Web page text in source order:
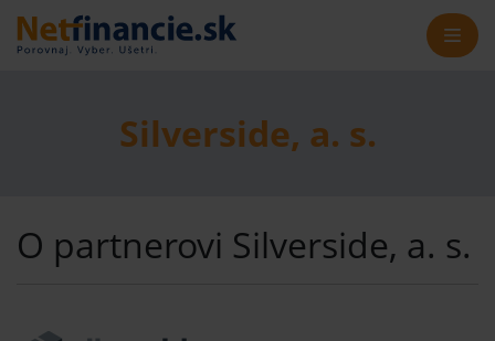
Silverside, a. s.
O partnerovi Silverside, a. s.